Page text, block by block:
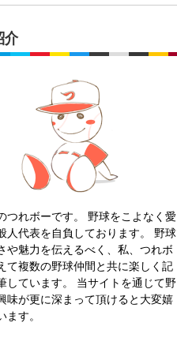
介
つれボーです。 野球をこよなく愛
人代表を自負しております。 野球
や魅力を伝えるべく、私、つれボ
て複数の野球仲間と共に楽しく記
しています。 当サイトを通じて野
味が更に深まって頂けると大変嬉
ます。